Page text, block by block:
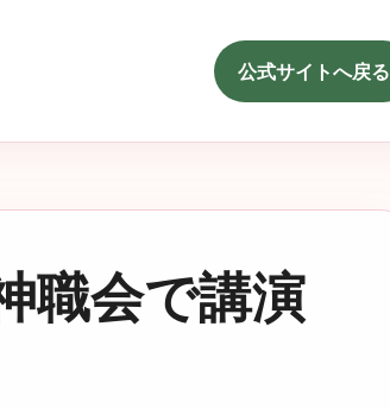
公式サイトへ戻る
職会で講演